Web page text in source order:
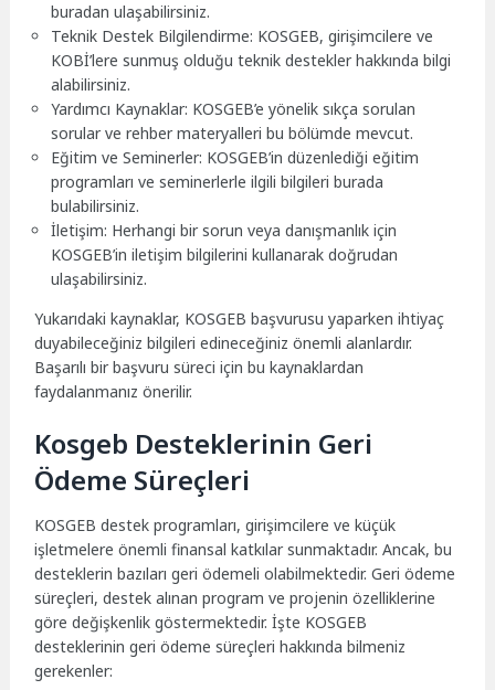
buradan ulaşabilirsiniz.
Teknik Destek Bilgilendirme: KOSGEB, girişimcilere ve
KOBİ’lere sunmuş olduğu teknik destekler hakkında bilgi
alabilirsiniz.
Yardımcı Kaynaklar: KOSGEB’e yönelik sıkça sorulan
sorular ve rehber materyalleri bu bölümde mevcut.
Eğitim ve Seminerler: KOSGEB’in düzenlediği eğitim
programları ve seminerlerle ilgili bilgileri burada
bulabilirsiniz.
İletişim: Herhangi bir sorun veya danışmanlık için
KOSGEB’in iletişim bilgilerini kullanarak doğrudan
ulaşabilirsiniz.
Yukarıdaki kaynaklar, KOSGEB başvurusu yaparken ihtiyaç
duyabileceğiniz bilgileri edineceğiniz önemli alanlardır.
Başarılı bir başvuru süreci için bu kaynaklardan
faydalanmanız önerilir.
Kosgeb Desteklerinin Geri
Ödeme Süreçleri
KOSGEB destek programları, girişimcilere ve küçük
işletmelere önemli finansal katkılar sunmaktadır. Ancak, bu
desteklerin bazıları geri ödemeli olabilmektedir. Geri ödeme
süreçleri, destek alınan program ve projenin özelliklerine
göre değişkenlik göstermektedir. İşte KOSGEB
desteklerinin geri ödeme süreçleri hakkında bilmeniz
gerekenler: